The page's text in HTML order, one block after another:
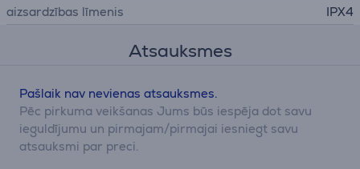
aizsardzības līmenis
IPX4
Atsauksmes
Pašlaik nav nevienas atsauksmes.
Pēc pirkuma veikšanas Jums būs iespēja dot savu
ieguldījumu un pirmajam/pirmajai iesniegt savu
atsauksmi par preci.